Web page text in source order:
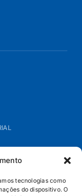
tecnologias como
do dispositivo. O